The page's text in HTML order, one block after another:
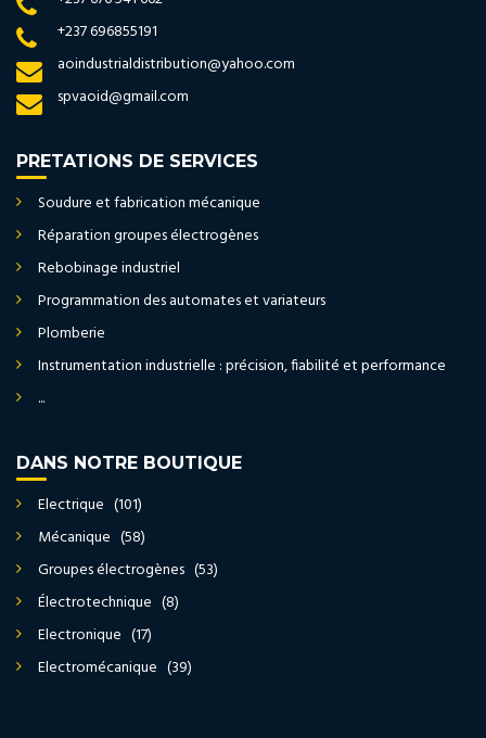
+237 696855191
aoindustrialdistribution@yahoo.com
spvaoid@gmail.com
PRETATIONS DE SERVICES
Soudure et fabrication mécanique
Réparation groupes électrogènes
Rebobinage industriel
Programmation des automates et variateurs
Plomberie
Instrumentation industrielle : précision, fiabilité et performance
...
DANS NOTRE BOUTIQUE
Electrique (101)
Mécanique (58)
Groupes électrogènes (53)
Électrotechnique (8)
Electronique (17)
Electromécanique (39)